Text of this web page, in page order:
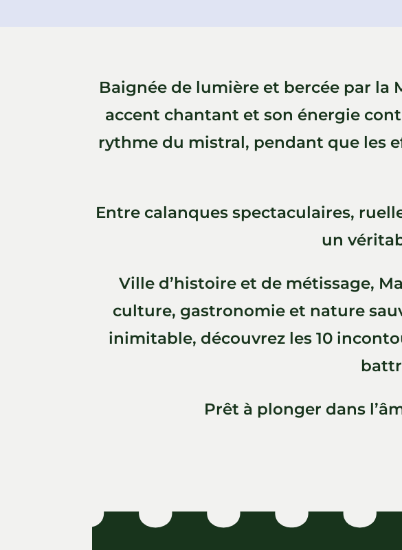
Baignée de lumière et bercée par la
accent chantant et son énergie
rythme du mistral, pendant que les
Entre calanques spectaculaires,
un
Ville d’histoire et de métissage,
culture, gastronomie et nature
inimitable, découvrez les 10
Prêt à plonger dans